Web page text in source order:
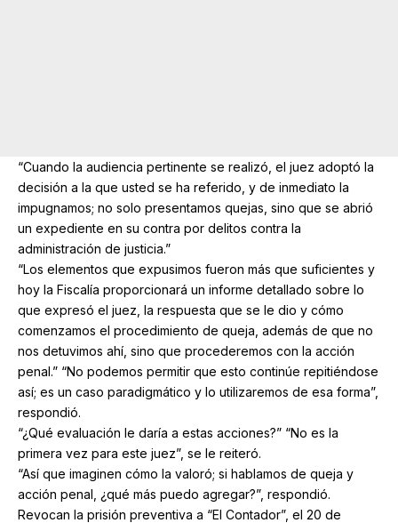
“Cuando la audiencia pertinente se realizó, el juez adoptó la
decisión a la que usted se ha referido, y de inmediato la
impugnamos; no solo presentamos quejas, sino que se abrió
un expediente en su contra por delitos contra la
administración de justicia.”
“Los elementos que expusimos fueron más que suficientes y
hoy la Fiscalía proporcionará un informe detallado sobre lo
que expresó el juez, la respuesta que se le dio y cómo
comenzamos el procedimiento de queja, además de que no
nos detuvimos ahí, sino que procederemos con la acción
penal.” “No podemos permitir que esto continúe repitiéndose
así; es un caso paradigmático y lo utilizaremos de esa forma”,
respondió.
“¿Qué evaluación le daría a estas acciones?” “No es la
primera vez para este juez”, se le reiteró.
“Así que imaginen cómo la valoró; si hablamos de queja y
acción penal, ¿qué más puedo agregar?”, respondió.
Revocan la prisión preventiva a “El Contador”, el 20 de